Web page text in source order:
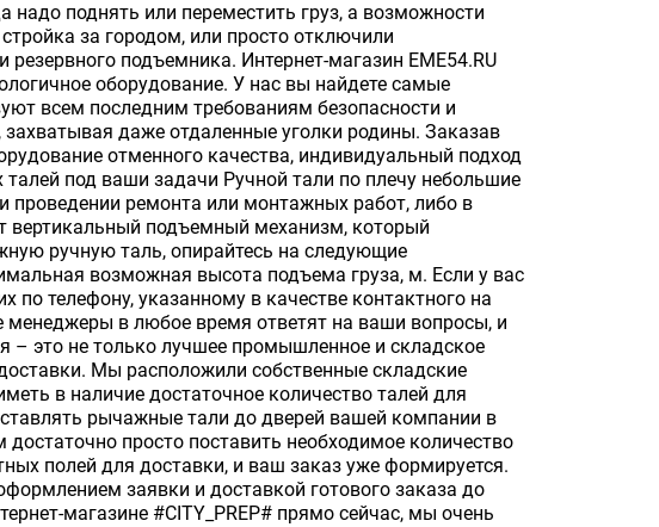
поднять или переместить груз, а возможности
за городом, или просто отключили
подъемника. Интернет-магазин EME54.RU
оборудование. У нас вы найдете самые
всем последним требованиям безопасности и
даже отдаленные уголки родины. Заказав
отменного качества, индивидуальный подход
под ваши задачи Ручной тали по плечу небольшие
ремонта или монтажных работ, либо в
вертикальный подъемный механизм, который
ручную таль, опирайтесь на следующие
возможная высота подъема груза, м. Если у вас
телефону, указанному в качестве контактного на
в любое время ответят на ваши вопросы, и
– это не только лучшее промышленное и складское
Мы расположили собственные складские
в наличие достаточное количество талей для
рычажные тали до дверей вашей компании в
просто поставить необходимое количество
полей для доставки, и ваш заказ уже формируется.
заявки и доставкой готового заказа до
магазине #CITY_PREP# прямо сейчас, мы очень